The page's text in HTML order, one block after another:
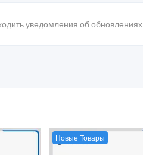
уведомления об обновлениях
Новые Товары